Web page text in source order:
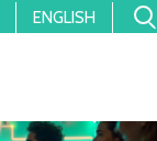
ENGLISH